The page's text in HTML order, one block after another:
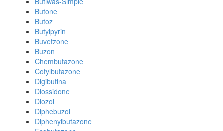
Butone
Butoz
Butylpyrin
Buvetzone
Buzon
Chembutazone
Cotylbutazone
Digibutina
Diossidone
Diozol
Diphebuzol
Diphenylbutazone